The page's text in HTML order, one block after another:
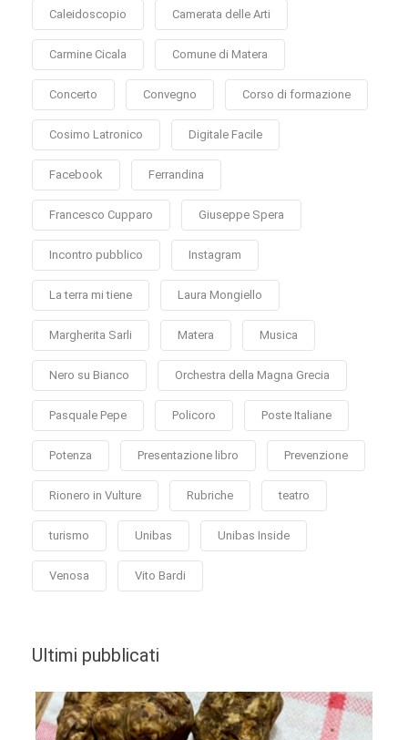
Caleidoscopio Camerata delle Arti
Carmine Cicala Comune di Matera
Concerto Convegno Corso di formazione
Cosimo Latronico Digitale Facile
Facebook Ferrandina
Francesco Cupparo Giuseppe Spera
Incontro pubblico Instagram
La terra mi tiene Laura Mongiello
Margherita Sarli Matera Musica
Nero su Bianco Orchestra della Magna Grecia
Pasquale Pepe Policoro Poste Italiane
Potenza Presentazione libro Prevenzione
Rionero in Vulture Rubriche teatro
turismo Unibas Unibas Inside
Venosa Vito Bardi
Ultimi pubblicati